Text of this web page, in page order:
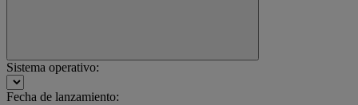
Sistema operativo:
Fecha de lanzamiento: